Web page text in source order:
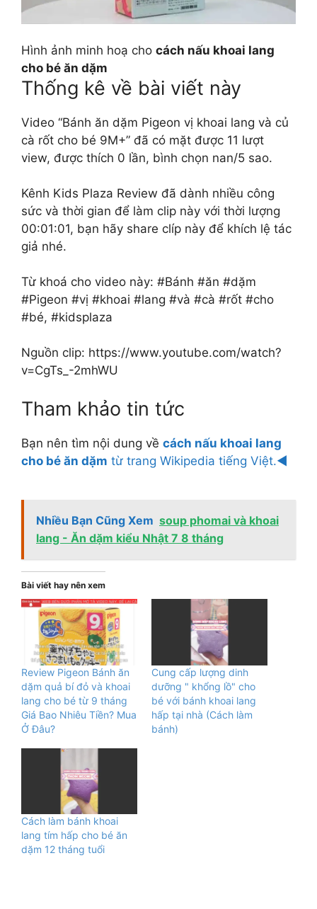
Hình ảnh minh hoạ cho cách nấu khoai lang
cho bé ăn dặm
Thống kê về bài viết này
Video “Bánh ăn dặm Pigeon vị khoai lang và củ
cà rốt cho bé 9M+” đã có mặt được 11 lượt
view, được thích 0 lần, bình chọn nan/5 sao.
Kênh Kids Plaza Review đã dành nhiều công
sức và thời gian để làm clip này với thời lượng
00:01:01, bạn hãy share clíp này để khích lệ tác
giả nhé.
Từ khoá cho video này: #Bánh #ăn #dặm
#Pigeon #vị #khoai #lang #và #cà #rốt #cho
#bé, #kidsplaza
Nguồn clip: https://www.youtube.com/watch?
v=CgTs_-2mhWU
Tham khảo tin tức
Bạn nên tìm nội dung về cách nấu khoai lang
cho bé ăn dặm từ trang Wikipedia tiếng Việt.◄
Nhiều Bạn Cũng Xem soup phomai và khoai
lang - Ăn dặm kiểu Nhật 7 8 tháng
Bài viết hay nên xem
Review Pigeon Bánh ăn
dặm quả bí đỏ và khoai
lang cho bé từ 9 tháng
Giá Bao Nhiêu Tiền? Mua
Ở Đâu?
Cung cấp lượng dinh
dưỡng " khổng lồ" cho
bé với bánh khoai lang
hấp tại nhà (Cách làm
bánh)
Cách làm bánh khoai
lang tím hấp cho bé ăn
dặm 12 tháng tuổi